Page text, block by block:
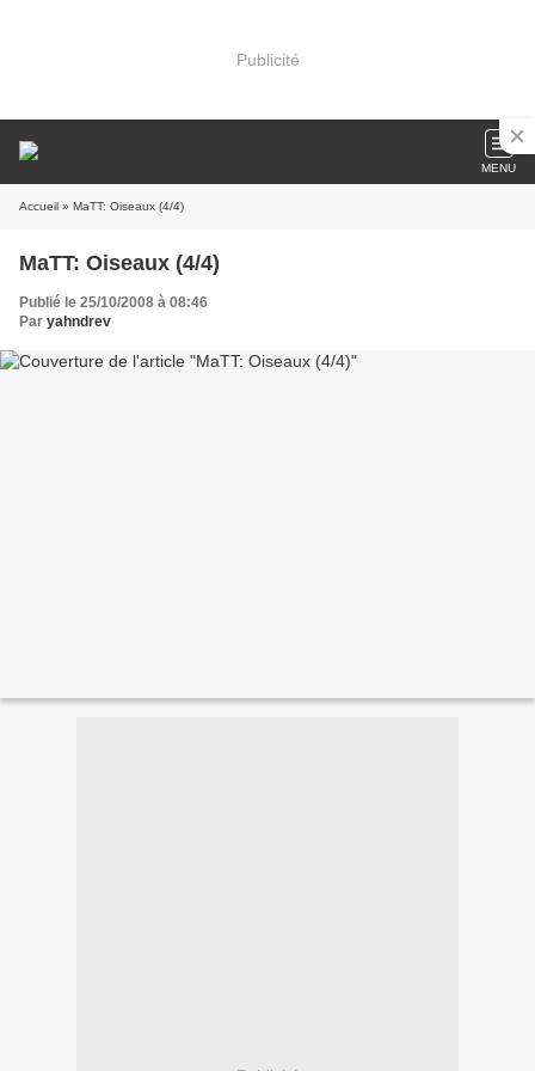
Publicité
MENU
Accueil » MaTT: Oiseaux (4/4)
MaTT: Oiseaux (4/4)
Publié le 25/10/2008 à 08:46
Par yahndrev